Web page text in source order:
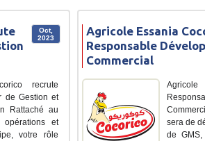
Oct,
2023
recrute
de Gestion et
Rattaché au
et
votre rôle
Agricole Essania
Responsable
Commercial
sera de
de GMS,